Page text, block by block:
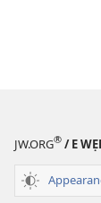
JW.ORG® / E